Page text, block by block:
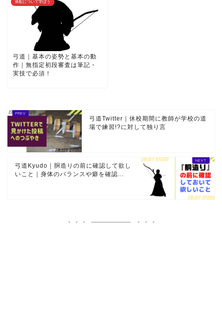
体配について学ぼう
弓道｜基本の姿勢と基本の動
作｜無指定初段審査は筆記・
実技で必須！
弓道Twitter｜休校期間に教師が学校の道
場で練習!?に対して独り言
弓道Kyudo｜胴造りの前に確認して欲し
いこと｜身体のバランスや癖を確認...